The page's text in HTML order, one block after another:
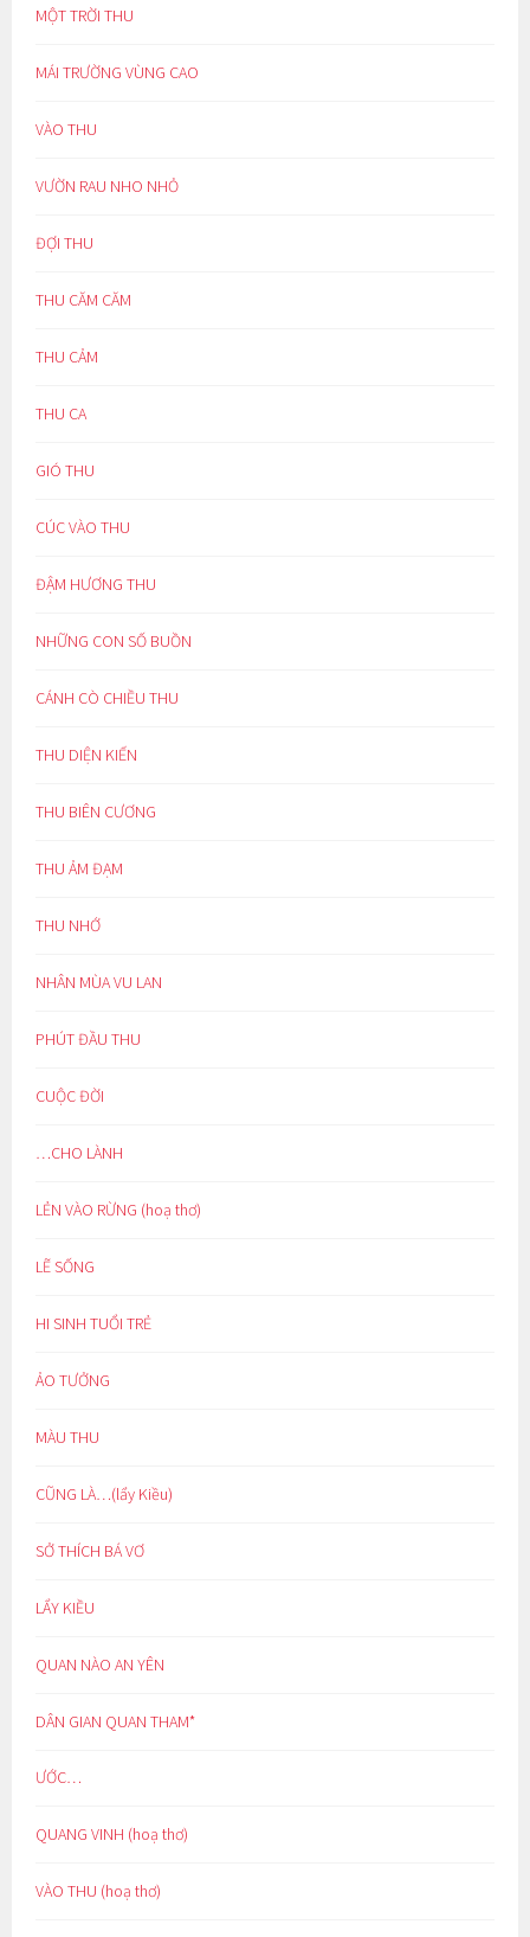
MỘT TRỜI THU
MÁI TRƯỜNG VÙNG CAO
VÀO THU
VƯỜN RAU NHO NHỎ
ĐỢI THU
THU CĂM CĂM
THU CẢM
THU CA
GIÓ THU
CÚC VÀO THU
ĐẬM HƯƠNG THU
NHỮNG CON SỐ BUỒN
CÁNH CÒ CHIỀU THU
THU DIỆN KIẾN
THU BIÊN CƯƠNG
THU ẢM ĐẠM
THU NHỚ
NHÂN MÙA VU LAN
PHÚT ĐẦU THU
CUỘC ĐỜI
…CHO LÀNH
LẺN VÀO RỪNG (hoạ thơ)
LẼ SỐNG
HI SINH TUỔI TRẺ
ẢO TƯỞNG
MÀU THU
CŨNG LÀ…(lẩy Kiều)
SỞ THÍCH BÁ VƠ
LẨY KIỀU
QUAN NÀO AN YÊN
DÂN GIAN QUAN THAM*
ƯỚC…
QUANG VINH (hoạ thơ)
VÀO THU (hoạ thơ)